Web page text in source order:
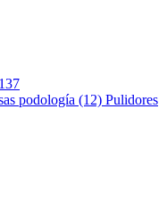
137
podología (12) Pulidores